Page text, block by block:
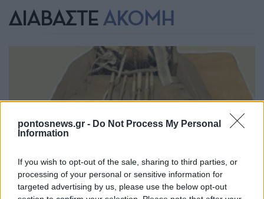
pontosnews.gr - Do Not Process My Personal
Information
If you wish to opt-out of the sale, sharing to third parties, or
processing of your personal or sensitive information for
targeted advertising by us, please use the below opt-out
ΔΙΑΒΑΣΤΕ ΑΚΟΜΗ
ΠΟΛΙΤΙΚΑ - ΜΙΚΡΑΣΙΑΤΙΚΑ
ΕΣΤΙΑ Νέας Σμύρνης: Όταν οι κλωστές υφαίνουν